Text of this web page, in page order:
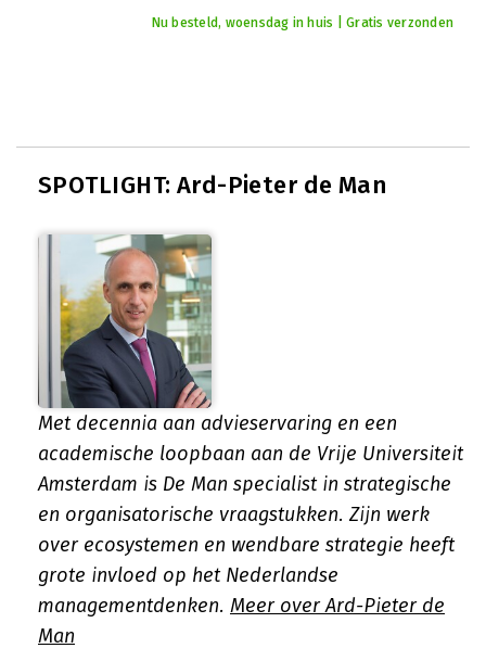
Nu besteld, woensdag in huis | Gratis verzonden
SPOTLIGHT: Ard-Pieter de Man
Met decennia aan advieservaring en een
academische loopbaan aan de Vrije Universiteit
Amsterdam is De Man specialist in strategische
en organisatorische vraagstukken. Zijn werk
over ecosystemen en wendbare strategie heeft
grote invloed op het Nederlandse
managementdenken. Meer over Ard-Pieter de
Man